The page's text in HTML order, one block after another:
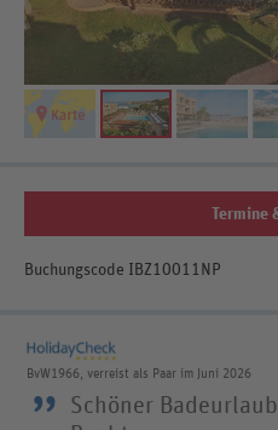
Termine
Buchungscode IBZ10011NP
BvW1966, verreist als Paar im Juni 2026
Schöner